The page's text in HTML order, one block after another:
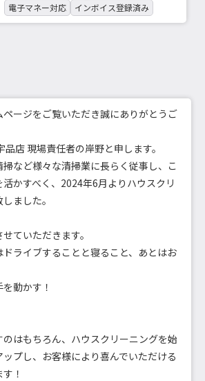
電子マネー対応
インボイス登録済み
ページをご覧いただき誠にありがとうご
店 現場責任者の岸野と申します。
など様々な清掃業に長らく従事し、こ
かすべく、2024年6月よりハウスクリ
ました。
ていただきます。
ライブすることと寝ること、あとはお
動かす！
はもちろん、ハウスクリーニングを始
プし、お客様により喜んでいただける
！